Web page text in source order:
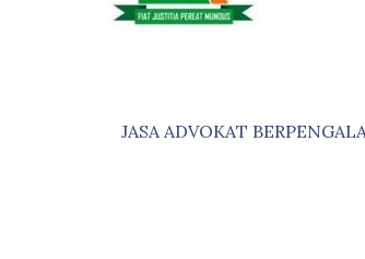
JASA ADVOKAT